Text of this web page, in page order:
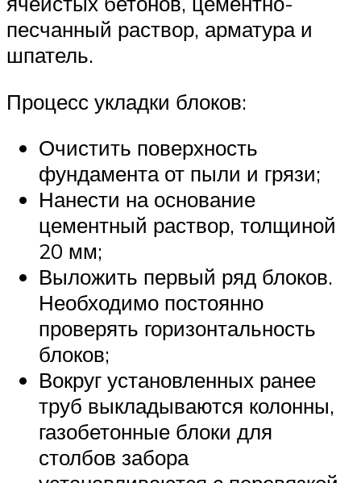
песчанный раствор, арматура и
шпатель.
Процесс укладки блоков:
Очистить поверхность
фундамента от пыли и грязи;
Нанести на основание
цементный раствор, толщиной
20 мм;
Выложить первый ряд блоков.
Необходимо постоянно
проверять горизонтальность
блоков;
Вокруг установленных ранее
труб выкладываются колонны,
газобетонные блоки для
столбов забора